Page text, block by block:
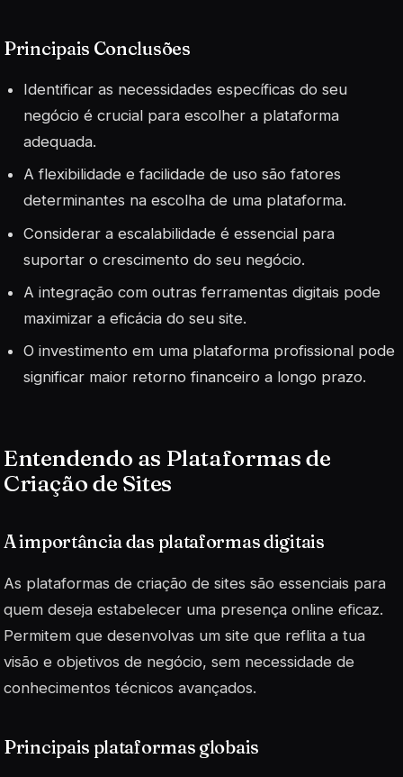
Principais Conclusões
Identificar as necessidades específicas do seu
negócio é crucial para escolher a plataforma
adequada.
A flexibilidade e facilidade de uso são fatores
determinantes na escolha de uma plataforma.
Considerar a escalabilidade é essencial para
suportar o crescimento do seu negócio.
A integração com outras ferramentas digitais pode
maximizar a eficácia do seu site.
O investimento em uma plataforma profissional pode
significar maior retorno financeiro a longo prazo.
Entendendo as Plataformas de
Criação de Sites
A importância das plataformas digitais
As plataformas de criação de sites são essenciais para
quem deseja estabelecer uma presença online eficaz.
Permitem que desenvolvas um site que reflita a tua
visão e objetivos de negócio, sem necessidade de
conhecimentos técnicos avançados.
Principais plataformas globais